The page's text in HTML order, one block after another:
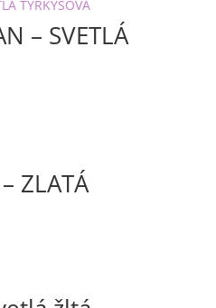
– SVETLÁ
ZLATÁ